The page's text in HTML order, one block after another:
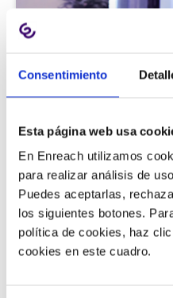
Consentimiento
Esta página web usa
En Enreach utilizamos
para realizar análisis de
Puedes aceptarlas,
los siguientes botones.
política de cookies, haz
cookies en este cuadro.
9 métricas de
la satisfacción
11/06/2026